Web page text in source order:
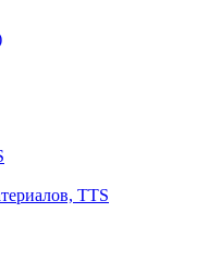
TTS